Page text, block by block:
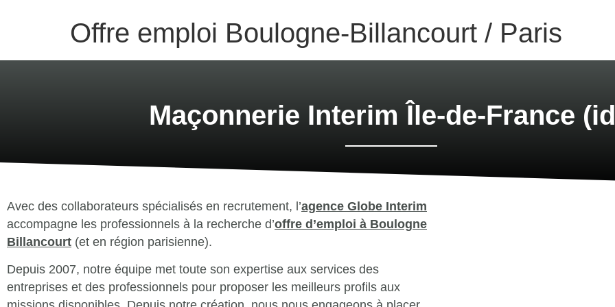
Offre emploi Boulogne-Billancourt / Paris
Maçonnerie Interim Île-de-France
Avec des collaborateurs spécialisés en recrutement, l’agence Globe Interim
accompagne les professionnels à la recherche d’offre d’emploi à Boulogne
Billancourt (et en région parisienne).
Depuis 2007, notre équipe met toute son expertise aux services des
entreprises et des professionnels pour proposer les meilleurs profils aux